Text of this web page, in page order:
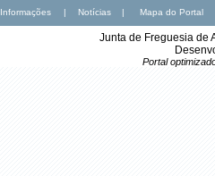
Informações | Notícias | Mapa do Portal
Junta de Freguesia de
Portal